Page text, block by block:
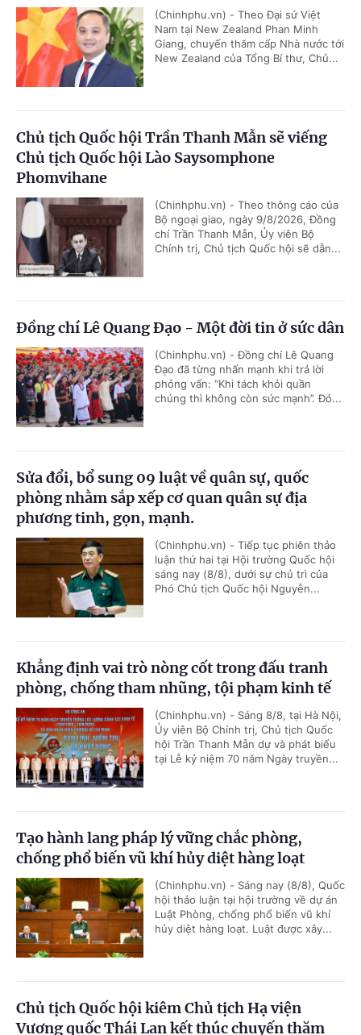
(Chinhphu.vn) - Theo Đại sứ Việt
Nam tại New Zealand Phan Minh
Giang, chuyến thăm cấp Nhà nước tới
New Zealand của Tổng Bí thư, Chủ...
Chủ tịch Quốc hội Trần Thanh Mẫn sẽ viếng
Chủ tịch Quốc hội Lào Saysomphone
Phomvihane
(Chinhphu.vn) - Theo thông cáo của
Bộ ngoại giao, ngày 9/8/2026, Đồng
chí Trần Thanh Mẫn, Ủy viên Bộ
Chính trị, Chủ tịch Quốc hội sẽ dẫn...
Đồng chí Lê Quang Đạo - Một đời tin ở sức dân
(Chinhphu.vn) - Đồng chí Lê Quang
Đạo đã từng nhấn mạnh khi trả lời
phỏng vấn: “Khi tách khỏi quần
chúng thì không còn sức mạnh”. Đó...
Sửa đổi, bổ sung 09 luật về quân sự, quốc
phòng nhằm sắp xếp cơ quan quân sự địa
phương tinh, gọn, mạnh.
(Chinhphu.vn) - Tiếp tục phiên thảo
luận thứ hai tại Hội trường Quốc hội
sáng nay (8/8), dưới sự chủ trì của
Phó Chủ tịch Quốc hội Nguyễn...
Khẳng định vai trò nòng cốt trong đấu tranh
phòng, chống tham nhũng, tội phạm kinh tế
(Chinhphu.vn) - Sáng 8/8, tại Hà Nội,
Ủy viên Bộ Chính trị, Chủ tịch Quốc
hội Trần Thanh Mẫn dự và phát biểu
tại Lễ kỷ niệm 70 năm Ngày truyền...
Tạo hành lang pháp lý vững chắc phòng,
chống phổ biến vũ khí hủy diệt hàng loạt
(Chinhphu.vn) - Sáng nay (8/8), Quốc
hội thảo luận tại hội trường về dự án
Luật Phòng, chống phổ biến vũ khí
hủy diệt hàng loạt. Luật được xây...
Chủ tịch Quốc hội kiêm Chủ tịch Hạ viện
Vương quốc Thái Lan kết thúc chuyến thăm